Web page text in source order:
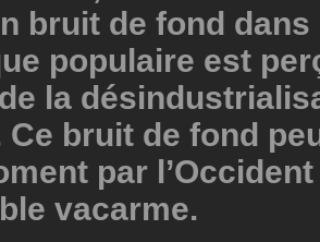
bruit de fond dans
populaire est
de la
Ce bruit de fond
par
vacarme.